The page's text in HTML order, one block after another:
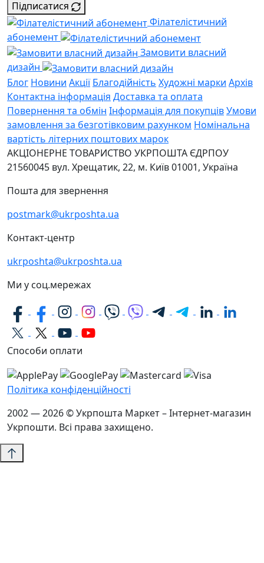
Підписатися
Філателістичний
абонемент
Замовити власний
дизайн
Блог Новини Акції Благодійність Художні марки Архів
Контактна інформація Доставка та оплата
Повернення та обмін Інформація для покупцівУмови
замовлення за безготівковим рахунком Номінальна
вартість літерних поштових марок
АКЦІОНЕРНЕ ТОВАРИСТВО УКРПОШТА ЄДРПОУ
21560045 вул. Хрещатик, 22, м. Київ01001, Україна
Пошта для звернення
postmark@ukrposhta.ua
Контакт-центр
ukrposhta@ukrposhta.ua
Ми у соц.мережах
Способи оплати
Політика конфіденційності
2002 — 2026 © Укрпошта Маркет – Інтернет-магазин
Укрпошти. Всі права захищено.